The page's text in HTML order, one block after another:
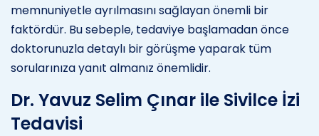
memnuniyetle ayrılmasını sağlayan önemli bir
faktördür. Bu sebeple, tedaviye başlamadan önce
doktorunuzla detaylı bir görüşme yaparak tüm
sorularınıza yanıt almanız önemlidir.
Dr. Yavuz Selim Çınar ile Sivilce İzi
Tedavisi